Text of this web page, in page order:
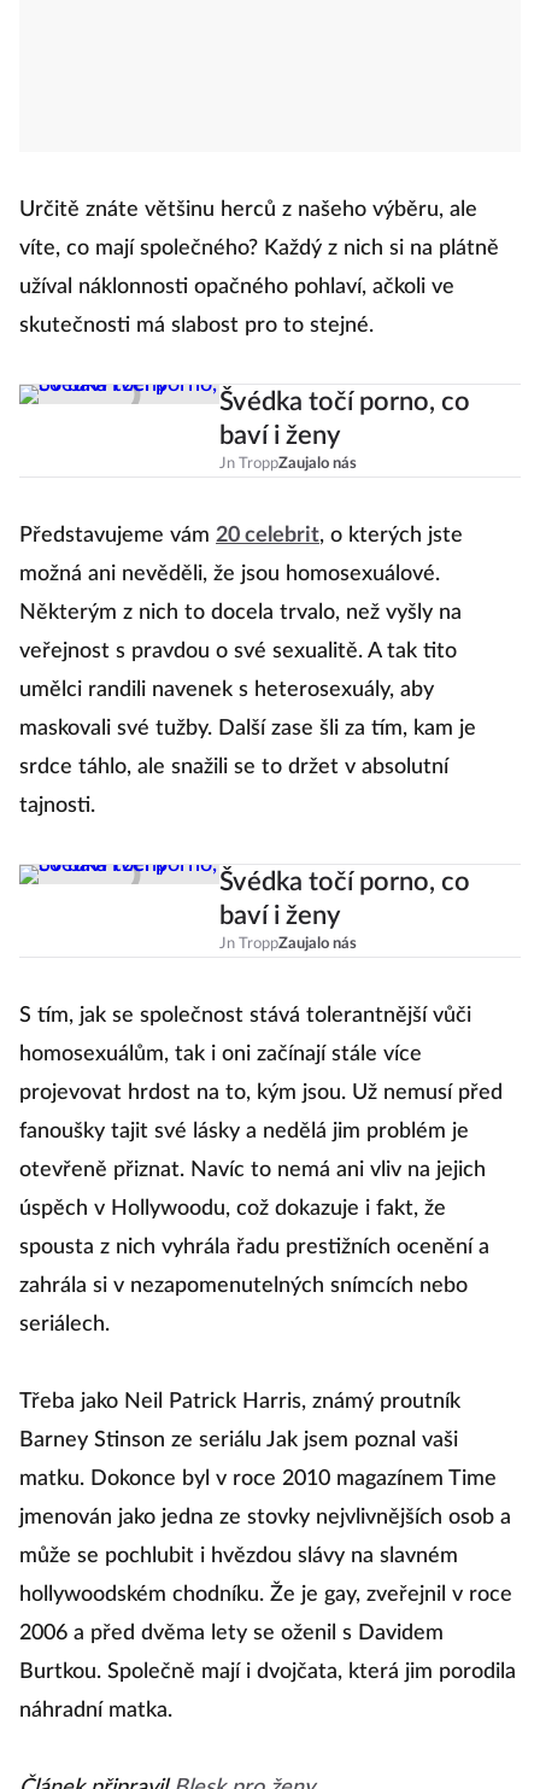
Určitě znáte většinu herců z našeho výběru, ale
víte, co mají společného? Každý z nich si na plátně
užíval náklonnosti opačného pohlaví, ačkoli ve
skutečnosti má slabost pro to stejné.
Švédka točí porno, co
baví i ženy
Jn TroppZaujalo nás
Představujeme vám 20 celebrit, o kterých jste
možná ani nevěděli, že jsou homosexuálové.
Některým z nich to docela trvalo, než vyšly na
veřejnost s pravdou o své sexualitě. A tak tito
umělci randili navenek s heterosexuály, aby
maskovali své tužby. Další zase šli za tím, kam je
srdce táhlo, ale snažili se to držet v absolutní
tajnosti.
Švédka točí porno, co
baví i ženy
Jn TroppZaujalo nás
S tím, jak se společnost stává tolerantnější vůči
homosexuálům, tak i oni začínají stále více
projevovat hrdost na to, kým jsou. Už nemusí před
fanoušky tajit své lásky a nedělá jim problém je
otevřeně přiznat. Navíc to nemá ani vliv na jejich
úspěch v Hollywoodu, což dokazuje i fakt, že
spousta z nich vyhrála řadu prestižních ocenění a
zahrála si v nezapomenutelných snímcích nebo
seriálech.
Třeba jako Neil Patrick Harris, známý proutník
Barney Stinson ze seriálu Jak jsem poznal vaši
matku. Dokonce byl v roce 2010 magazínem Time
jmenován jako jedna ze stovky nejvlivnějších osob a
může se pochlubit i hvězdou slávy na slavném
hollywoodském chodníku. Že je gay, zveřejnil v roce
2006 a před dvěma lety se oženil s Davidem
Burtkou. Společně mají i dvojčata, která jim porodila
náhradní matka.